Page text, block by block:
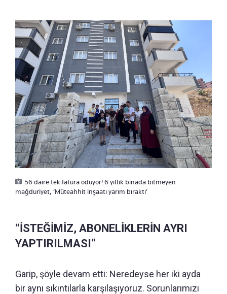
56 daire tek fatura ödüyor! 6 yıllık binada bitmeyen
mağduriyet, ‘Müteahhit inşaatı yarım bıraktı’
“İSTEĞİMİZ, ABONELİKLERİN AYRI
YAPTIRILMASI”
Garip, şöyle devam etti: Neredeyse her iki ayda
bir aynı sıkıntılarla karşılaşıyoruz. Sorunlarımızı